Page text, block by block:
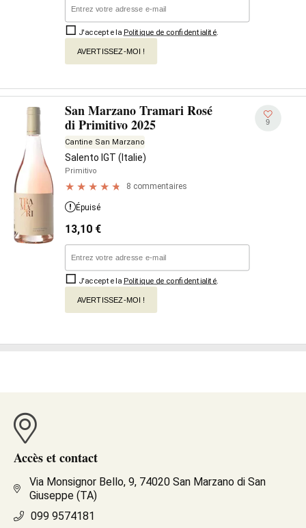
J'accepte la Politique de confidentialité
AVERTISSEZ-MOI !
San Marzano Tramari Rosé
di Primitivo 2025
Cantine San Marzano
Salento IGT (Italie)
Primitivo
8 commentaires
9
Épuisé
13,10 €
J'accepte la Politique de confidentialité
AVERTISSEZ-MOI !
Accès et contact
Via Monsignor Bello, 9, 74020 San Marzano di San
Giuseppe (TA)
099 9574181